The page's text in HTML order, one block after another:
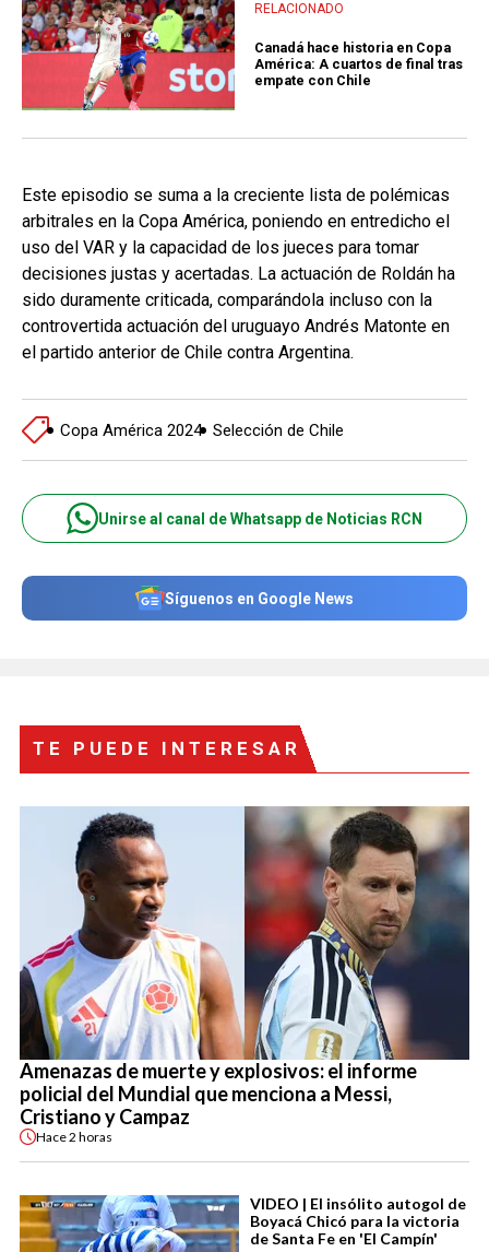
RELACIONADO
Canadá hace historia en Copa
América: A cuartos de final tras
empate con Chile
Este episodio se suma a la creciente lista de polémicas
arbitrales en la Copa América, poniendo en entredicho el
uso del VAR y la capacidad de los jueces para tomar
decisiones justas y acertadas. La actuación de Roldán ha
sido duramente criticada, comparándola incluso con la
controvertida actuación del uruguayo Andrés Matonte en
el partido anterior de Chile contra Argentina.
Copa América 2024 Selección de Chile
Unirse al canal de Whatsapp de Noticias RCN
Síguenos en Google News
TE PUEDE INTERESAR
Amenazas de muerte y explosivos: el informe
policial del Mundial que menciona a Messi,
Cristiano y Campaz
Hace2 horas
VIDEO | El insólito autogol de
Boyacá Chicó para la victoria
de Santa Fe en 'El Campín'